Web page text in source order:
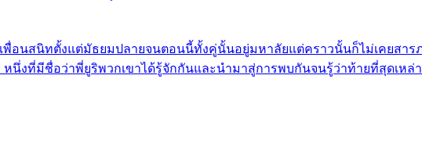
เพื่อนสนิทตั้งแต่มัธยมปลายจนตอนนี้ทั้งคู่นั้นอยู่มหาลัยแต่คราวนั้นก็ไม่เคยสา
หนึ่งที่มีชื่อว่าพี่ยูริพวกเขาได้รู้จักกันและนำมาสู่การพบกันจนรู้ว่าท้ายที่สุดเห